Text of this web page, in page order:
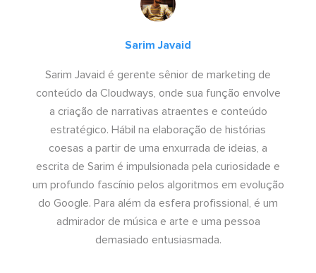
Sarim Javaid
Sarim Javaid é gerente sênior de marketing de
conteúdo da Cloudways, onde sua função envolve
a criação de narrativas atraentes e conteúdo
estratégico. Hábil na elaboração de histórias
coesas a partir de uma enxurrada de ideias, a
escrita de Sarim é impulsionada pela curiosidade e
um profundo fascínio pelos algoritmos em evolução
do Google. Para além da esfera profissional, é um
admirador de música e arte e uma pessoa
demasiado entusiasmada.